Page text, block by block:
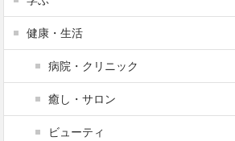
健康・生活
病院・クリニック
癒し・サロン
ビューティ